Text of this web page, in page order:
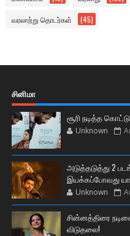
வரலாற்று தொடர்கள் (45)
சினிமா
சூரி நடித்த
Unknown
அடுத்தடுத்து 2
இயக்கப்போவது
Unknown
சின்னத்திரை
விடுதலை!